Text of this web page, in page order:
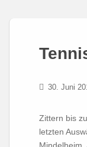
30. Juni
Zittern bis
letzten